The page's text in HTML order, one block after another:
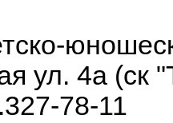
ул. 4а (ск
78-11